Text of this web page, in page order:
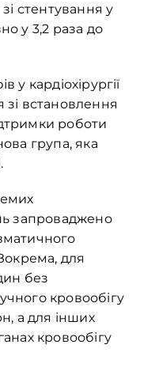
стентування у
у 3,2 раза до
у кардіохірургії
зі встановлення
роботи
група, яка
запроваджено
для
без
кровообігу
а для інших
кровообігу